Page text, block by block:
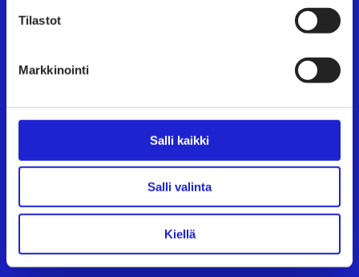
Tilastot
Markkinointi
Salli kaikki
Salli valinta
Kiellä
i
e
n
s
i
v
Suomen Tekstiili & Muoti ry on tekstiili-, vaate- ja
asiantuntijapalveluita, koulutusta ja tapahtumia.
Neuvottelemme työehtosopimukset, joita
Tutustu meihin tarkemmin
Eteläranta 10, 00130 Helsinki
TAPAHTUMAT